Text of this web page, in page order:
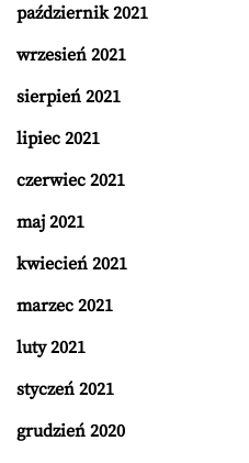
październik 2021
wrzesień 2021
sierpień 2021
lipiec 2021
czerwiec 2021
maj 2021
kwiecień 2021
marzec 2021
luty 2021
styczeń 2021
grudzień 2020